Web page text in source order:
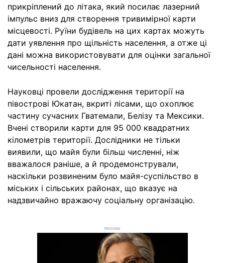
прикріплений до літака, який посилає лазерний
імпульс вниз для створення тривимірної карти
місцевості. Руїни будівель на цих картах можуть
дати уявлення про щільність населення, а отже ці
дані можна використовувати для оцінки загальної
чисельності населення.
Науковці провели дослідження території на
півострові Юкатан, вкриті лісами, що охоплює
частину сучасних Гватемали, Белізу та Мексики.
Вчені створили карти для 95 000 квадратних
кілометрів території. Дослідники не тільки
виявили, що майя були більш численні, ніж
вважалося раніше, а й продемонстрували,
наскільки розвиненим було майя-суспільство в
міських і сільських районах, що вказує на
надзвичайно вражаючу соціальну організацію.
РЕКЛАМА